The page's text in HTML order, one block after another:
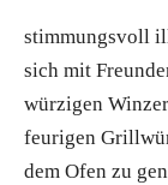
stimmungsvoll
sich mit
würzigen
feurigen
dem Ofen zu